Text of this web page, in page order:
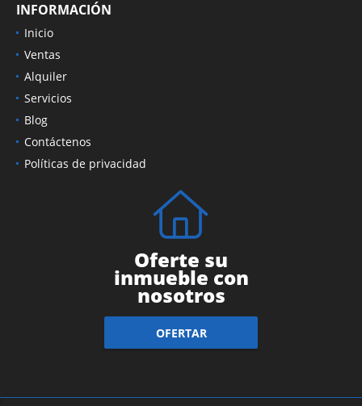
INFORMACIÓN
Inicio
Ventas
Alquiler
Servicios
Blog
Contáctenos
Políticas de privacidad
Oferte su
inmueble con
nosotros
OFERTAR